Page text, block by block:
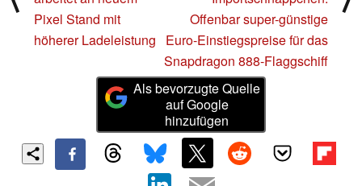
Pixel Stand mit
höherer Ladeleistung
Offenbar super-günstige
Euro-Einstiegspreise für das
Snapdragon 888-Flaggschiff
Als bevorzugte Quelle
auf Google
hinzufügen